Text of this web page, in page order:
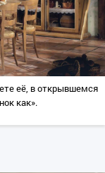
её, в открывшемся
как».